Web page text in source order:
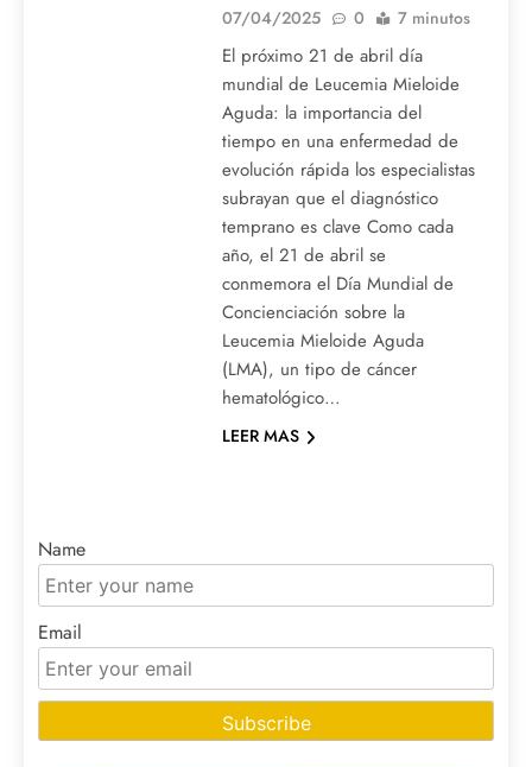
07/04/2025
0 7 minutos
El próximo 21 de abril día
mundial de Leucemia Mieloide
Aguda: la importancia del
tiempo en una enfermedad de
evolución rápida los especialistas
subrayan que el diagnóstico
temprano es clave Como cada
año, el 21 de abril se
conmemora el Día Mundial de
Concienciación sobre la
Leucemia Mieloide Aguda
(LMA), un tipo de cáncer
hematológico…
LEER MAS
Name
Email